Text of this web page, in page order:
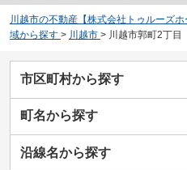
川越市の不動産【株式会社トゥルーズホ
域から探す > 川越市 > 川越市郭町2丁
市区町村から探す
町名から探す
沿線名から探す